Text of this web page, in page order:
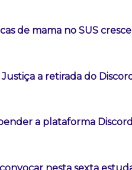
de mama no SUS
a retirada do
a plataforma Discord